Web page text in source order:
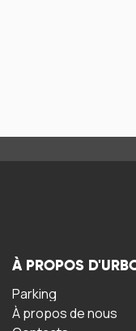
À PROPOS
Parking
À propos de nous